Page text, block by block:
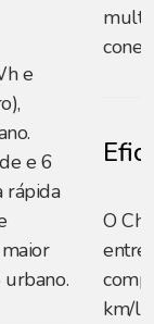
e
e 6
rápida
O
km/l